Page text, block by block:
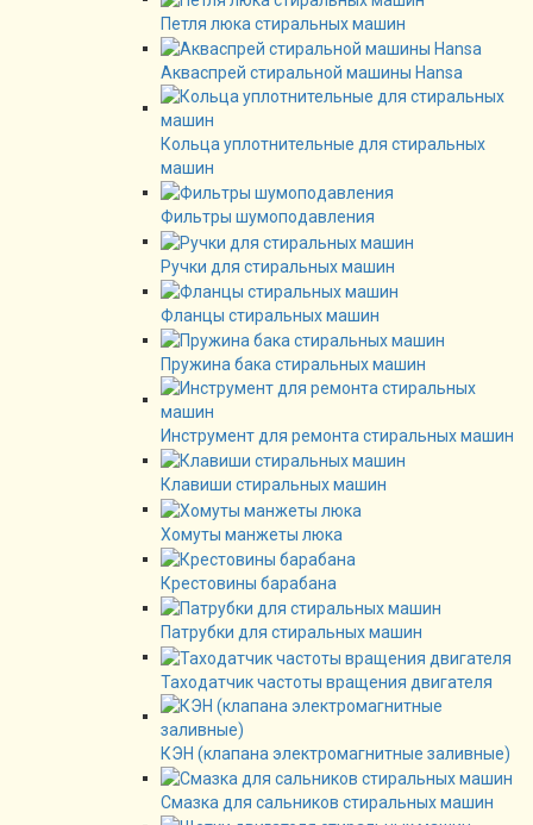
Петля люка стиральных машин
Акваспрей стиральной машины Hansa
Кольца уплотнительные для стиральных
машин
Фильтры шумоподавления
Ручки для стиральных машин
Фланцы стиральных машин
Пружина бака стиральных машин
Инструмент для ремонта стиральных машин
Клавиши стиральных машин
Хомуты манжеты люка
Крестовины барабана
Патрубки для стиральных машин
Таходатчик частоты вращения двигателя
КЭН (клапана электромагнитные заливные)
Смазка для сальников стиральных машин